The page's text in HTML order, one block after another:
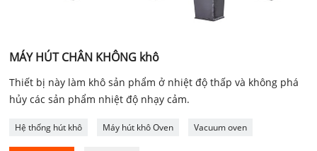
MÁY HÚT CHÂN KHÔNG khô
Thiết bị này làm khô sản phẩm ở nhiệt độ thấp và không phá
hủy các sản phẩm nhiệt độ nhạy cảm.
Hệ thống hút khô Máy hút khô Oven Vacuum oven